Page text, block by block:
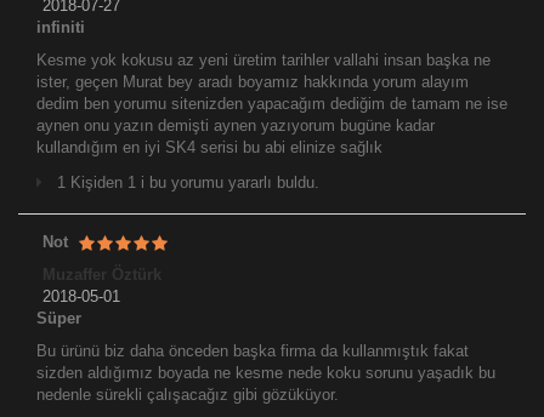
2018-07-27
infiniti
Kesme yok kokusu az yeni üretim tarihler vallahi insan başka ne
ister, geçen Murat bey aradı boyamız hakkında yorum alayım
dedim ben yorumu sitenizden yapacağım dediğim de tamam ne ise
aynen onu yazın demişti aynen yazıyorum bugüne kadar
kullandığım en iyi SK4 serisi bu abi elinize sağlık
1 Kişiden 1 i bu yorumu yararlı buldu.
Not
Muzaffer Öztürk
2018-05-01
Süper
Bu ürünü biz daha önceden başka firma da kullanmıştık fakat
sizden aldığımız boyada ne kesme nede koku sorunu yaşadık bu
nedenle sürekli çalışacağız gibi gözüküyor.